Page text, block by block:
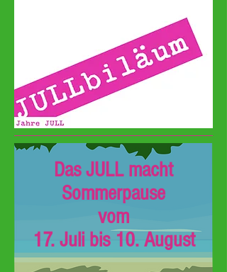
Das JULL macht
Sommerpause
vom
17. Juli bis 10. August